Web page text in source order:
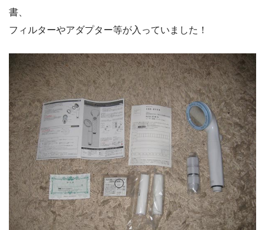
書、
フィルターやアダプター等が入っていました！